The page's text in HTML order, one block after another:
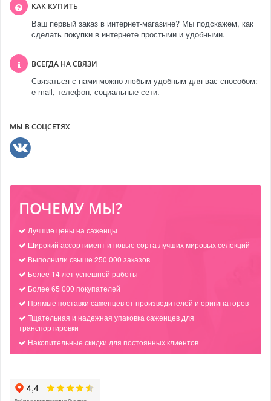
КАК КУПИТЬ
Ваш первый заказ в интернет-магазине? Мы подскажем, как
сделать покупки в интернете простыми и удобными.
ВСЕГДА НА СВЯЗИ
Связаться с нами можно любым удобным для вас способом:
e-mail, телефон, социальные сети.
МЫ В СОЦСЕТЯХ
ПОЧЕМУ МЫ?
Лучшие цены на саженцы
Широкий ассортимент и новые сорта лучших мировых селекций
Выполнили свыше 250 000 заказов
Более 14 лет успешной работы
Более 65 000 покупателей
Прямые поставки саженцев от производителей и оригинаторов
Тщательная и надежная упаковка саженцев для
транспортировки
Накопительные скидки для постоянных клиентов